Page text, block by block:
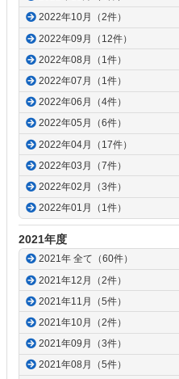
2022年10月（2件）
2022年09月（12件）
2022年08月（1件）
2022年07月（1件）
2022年06月（4件）
2022年05月（6件）
2022年04月（17件）
2022年03月（7件）
2022年02月（3件）
2022年01月（1件）
2021年度
2021年 全て（60件）
2021年12月（2件）
2021年11月（5件）
2021年10月（2件）
2021年09月（3件）
2021年08月（5件）